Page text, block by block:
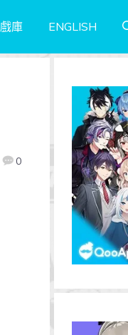
庫 ENGLISH
0